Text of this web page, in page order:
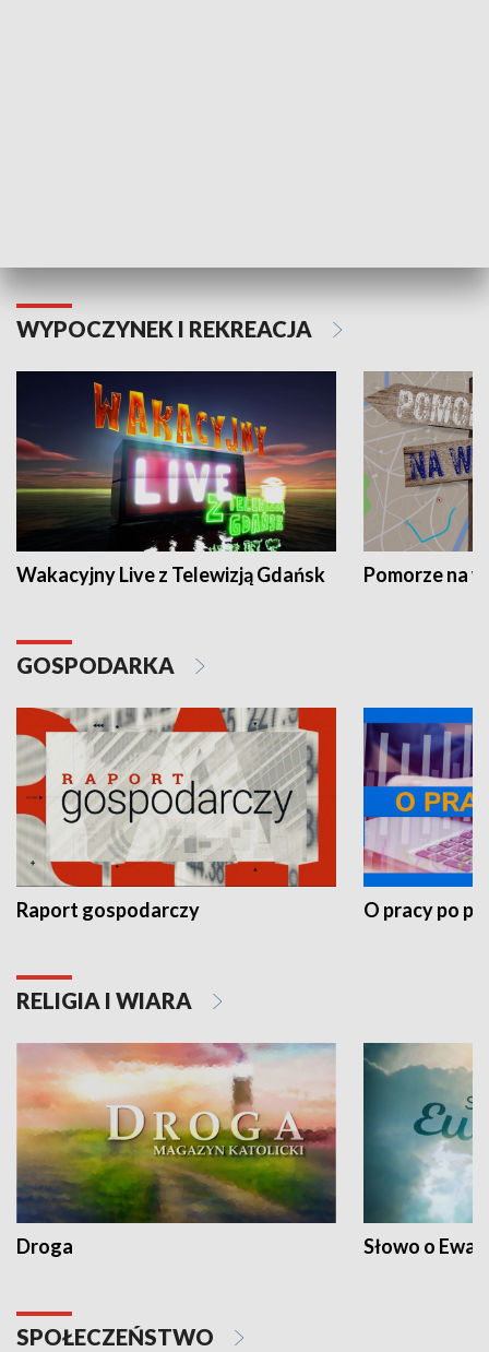
WYPOCZYNEK I REKREACJA
Wakacyjny Live z Telewizją Gdańsk Pomorze na
GOSPODARKA
Raport gospodarczy O pracy po
RELIGIA I WIARA
Droga Słowo o
SPOŁECZEŃSTWO